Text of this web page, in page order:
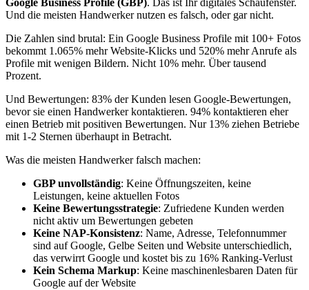
Google Business Profile (GBP). Das ist Ihr digitales Schaufenster.
Und die meisten Handwerker nutzen es falsch, oder gar nicht.
Die Zahlen sind brutal: Ein Google Business Profile mit 100+ Fotos
bekommt 1.065% mehr Website-Klicks und 520% mehr Anrufe als
Profile mit wenigen Bildern. Nicht 10% mehr. Über tausend
Prozent.
Und Bewertungen: 83% der Kunden lesen Google-Bewertungen,
bevor sie einen Handwerker kontaktieren. 94% kontaktieren eher
einen Betrieb mit positiven Bewertungen. Nur 13% ziehen Betriebe
mit 1-2 Sternen überhaupt in Betracht.
Was die meisten Handwerker falsch machen:
GBP unvollständig: Keine Öffnungszeiten, keine
Leistungen, keine aktuellen Fotos
Keine Bewertungsstrategie: Zufriedene Kunden werden
nicht aktiv um Bewertungen gebeten
Keine NAP-Konsistenz: Name, Adresse, Telefonnummer
sind auf Google, Gelbe Seiten und Website unterschiedlich,
das verwirrt Google und kostet bis zu 16% Ranking-Verlust
Kein Schema Markup: Keine maschinenlesbaren Daten für
Google auf der Website